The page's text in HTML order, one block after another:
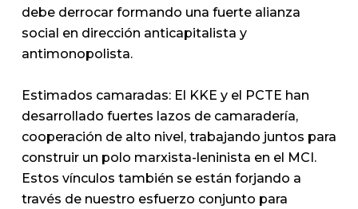
debe derrocar formando una fuerte alianza
social en dirección anticapitalista y
antimonopolista.
Estimados camaradas: El KKE y el PCTE han
desarrollado fuertes lazos de camaradería,
cooperación de alto nivel, trabajando juntos para
construir un polo marxista-leninista en el MCI.
Estos vínculos también se están forjando a
través de nuestro esfuerzo conjunto para